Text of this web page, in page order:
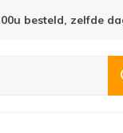
Dag 19 september